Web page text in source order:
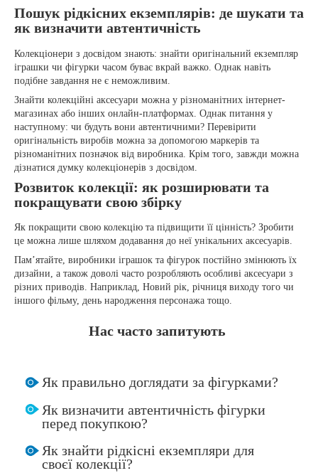
Пошук рідкісних екземплярів: де шукати та
як визначити автентичність
Колекціонери з досвідом знають: знайти оригінальний екземпляр
іграшки чи фігурки часом буває вкрай важко. Однак навіть
подібне завдання не є неможливим.
Знайти колекційні аксесуари можна у різноманітних інтернет-
магазинах або інших онлайн-платформах. Однак питання у
наступному: чи будуть вони автентичними? Перевірити
оригінальність виробів можна за допомогою маркерів та
різноманітних позначок від виробника. Крім того, завжди можна
дізнатися думку колекціонерів з досвідом.
Розвиток колекції: як розширювати та
покращувати свою збірку
Як покращити свою колекцію та підвищити її цінність? Зробити
це можна лише шляхом додавання до неї унікальних аксесуарів.
Пам’ятайте, виробники іграшок та фігурок постійно змінюють їх
дизайни, а також доволі часто розробляють особливі аксесуари з
різних приводів. Наприклад, Новий рік, річниця виходу того чи
іншого фільму, день народження персонажа тощо.
Нас часто запитують
Як правильно доглядати за фігурками?
Як визначити автентичність фігурки
перед покупкою?
Як знайти рідкісні екземпляри для
своєї колекції?